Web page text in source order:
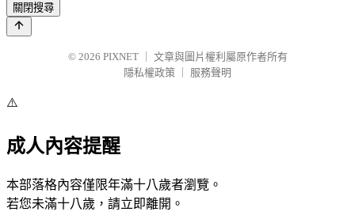
關閉搜尋
© 2026 PIXNET
文章與圖片權利屬原作者所有
隱私權政策
服務聲明
⚠️
成人內容提醒
本部落格內容僅限年滿十八歲者瀏覽。
若您未滿十八歲，請立即離開。